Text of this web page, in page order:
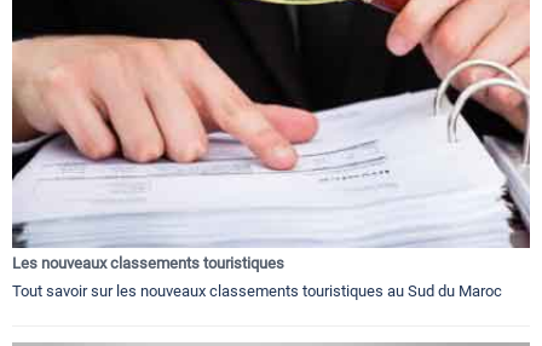
Les nouveaux classements touristiques
Tout savoir sur les nouveaux classements touristiques au Sud du Maroc